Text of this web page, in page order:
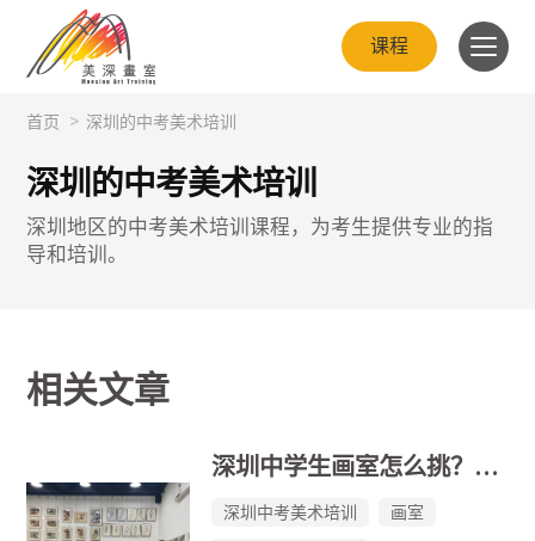
课程
首页 > 深圳的中考美术培训
深圳的中考美术培训
深圳地区的中考美术培训课程，为考生提供专业的指
导和培训。
相关文章
深圳中学生画室怎么挑？美深师资强成绩硬
深圳中考美术培训 画室